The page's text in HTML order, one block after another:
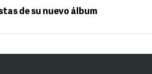
de su nuevo álbum